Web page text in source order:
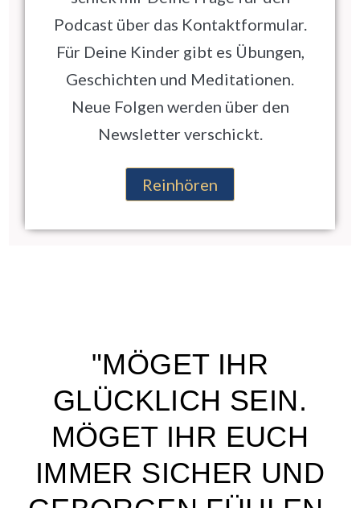
Podcast über das Kontaktformular.
Für Deine Kinder gibt es Übungen,
Geschichten und Meditationen.
Neue Folgen werden über den
Newsletter verschickt.
Reinhören
"MÖGET IHR
GLÜCKLICH SEIN.
MÖGET IHR EUCH
IMMER SICHER UND